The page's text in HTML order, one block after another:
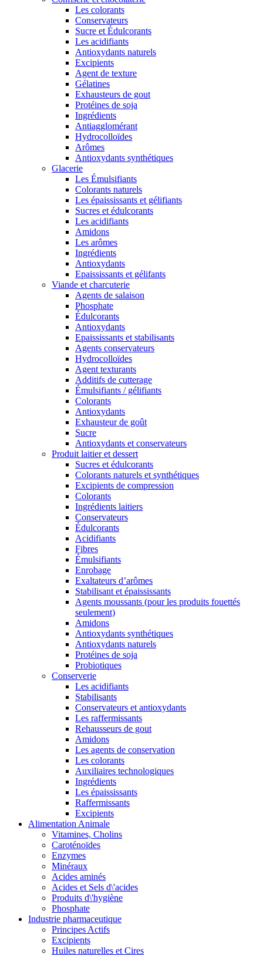
Les colorants
Conservateurs
Sucre et Édulcorants
Les acidifiants
Antioxydants naturels
Excipients
Agent de texture
Gélatines
Exhausteurs de gout
Protéines de soja
Ingrédients
Antiagglomérant
Hydrocolloïdes
Arômes
Antioxydants synthétiques
Glacerie
Les Émulsifiants
Colorants naturels
Les épaississants et gélifiants
Sucres et édulcorants
Les acidifiants
Amidons
Les arômes
Ingrédients
Antioxydants
Epaississants et gélifants
Viande et charcuterie
Agents de salaison
Phosphate
Édulcorants
Antioxydants
Epaississants et stabilisants
Agents conservateurs
Hydrocolloïdes
Agent texturants
Additifs de cutterage
Émulsifiants / gélifiants
Colorants
Antioxydants
Exhausteur de goût
Sucre
Antioxydants et conservateurs
Produit laitier et dessert
Sucres et édulcorants
Colorants naturels et synthétiques
Excipients de compression
Colorants
Ingrédients laitiers
Conservateurs
Édulcorants
Acidifiants
Fibres
Émulsifiants
Enrobage
Exaltateurs d’arômes
Stabilisant et épaississants
Agents moussants (pour les produits fouettés
seulement)
Amidons
Antioxydants synthétiques
Antioxydants naturels
Protéines de soja
Probiotiques
Conserverie
Les acidifiants
Stabilisants
Conservateurs et antioxydants
Les raffermissants
Rehausseurs de gout
Amidons
Les agents de conservation
Les colorants
Auxiliaires technologiques
Ingrédients
Les épaississants
Raffermissants
Excipients
Alimentation Animale
Vitamines, Cholins
Caroténoïdes
Enzymes
Minéraux
Acides aminés
Acides et Sels d\'acides
Produits d\'hygiène
Phosphate
Industrie pharmaceutique
Principes Actifs
Excipients
Huiles naturelles et Cires